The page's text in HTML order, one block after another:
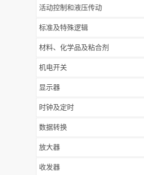
活动控制和液压传动
标准及特殊逻辑
材料、化学品及粘合剂
机电开关
显示器
时钟及定时
数据转换
放大器
收发器